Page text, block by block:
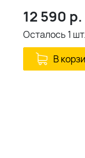
12 590 р.
Осталось 1 шт.
В